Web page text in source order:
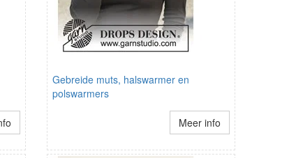
Gebreide muts, halswarmer en
polswarmers
Meer info